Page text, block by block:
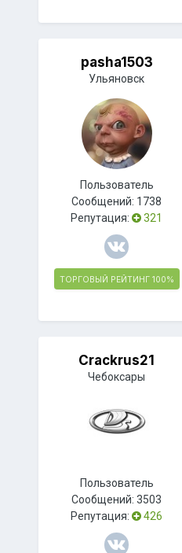
pasha1503
Ульяновск
Пользователь
Сообщений: 1738
Репутация:
321
ТОРГОВЫЙ РЕЙТИНГ 100%
Crackrus21
Чебоксары
Пользователь
Сообщений:3503
Репутация:
426